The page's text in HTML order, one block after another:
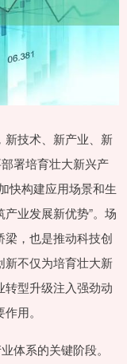
新技术、新产业、新
署培育壮大新兴产
快构建应用场景和生
业发展新优势”。场
，也是推动科技创
新不仅为培育壮大新
转型升级注入强劲动
用。
体系的关键阶段。